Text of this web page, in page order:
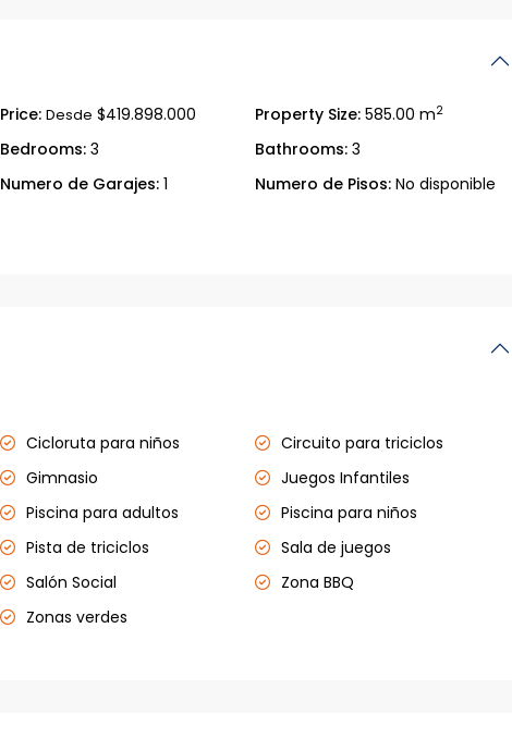
Price: Desde $419.898.000 Property Size: 585.00 m2
Bedrooms:3 Bathrooms: 3
Numero de Garajes:1 Numero de Pisos: No disponible
Cicloruta para niños
Circuito para triciclos
Gimnasio
Juegos Infantiles
Piscina para adultos
Piscina para niños
Pista de triciclos
Sala de juegos
Salón Social
Zona BBQ
Zonas verdes